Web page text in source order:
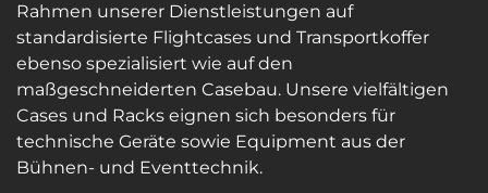
Rahmen unserer Dienstleistungen auf
standardisierte Flightcases und Transportkoffer
ebenso spezialisiert wie auf den
maßgeschneiderten Casebau. Unsere vielfältigen
Cases und Racks eignen sich besonders für
technische Geräte sowie Equipment aus der
Bühnen- und Eventtechnik.